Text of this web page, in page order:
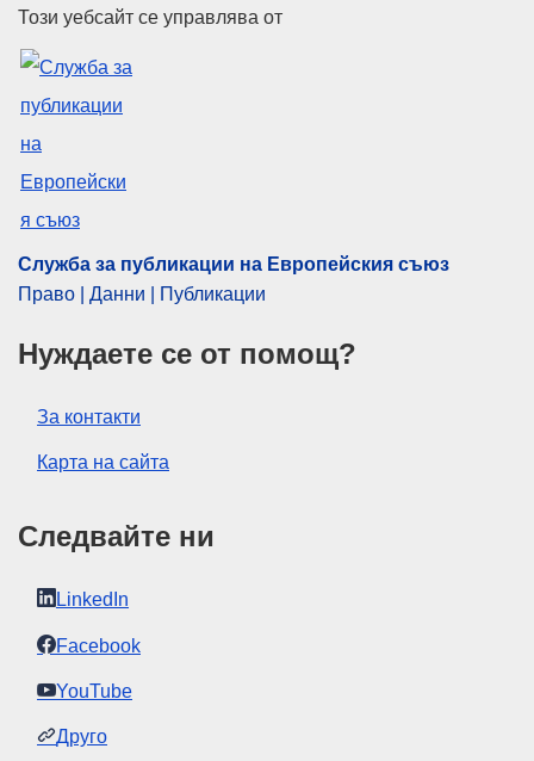
CELEX : 02006R1907-20210101
Служба за публикации на
Този уебсайт се управлява от
Служба за публикации на Европейския съюз
Право | Данни | Публикации
Нуждаете се от помощ?
За контакти
Карта на сайта
Следвайте ни
LinkedIn
Facebook
YouTube
Друго